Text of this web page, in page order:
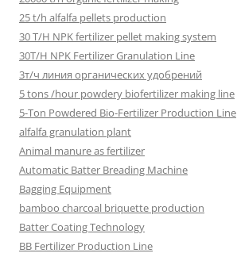
25 t/h alfalfa pellets production
30 T/H NPK fertilizer pellet making system
30T/H NPK Fertilizer Granulation Line
3т/ч линия органических удобрений
5 tons /hour powdery biofertilizer making line
5-Ton Powdered Bio-Fertilizer Production Line
alfalfa granulation plant
Animal manure as fertilizer
Automatic Batter Breading Machine
Bagging Equipment
bamboo charcoal briquette production
Batter Coating Technology
BB Fertilizer Production Line